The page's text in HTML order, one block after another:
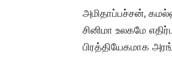
அமிதாப்பச்சன்,
சினிமா உலகமே
பிரத்தியேகமாக